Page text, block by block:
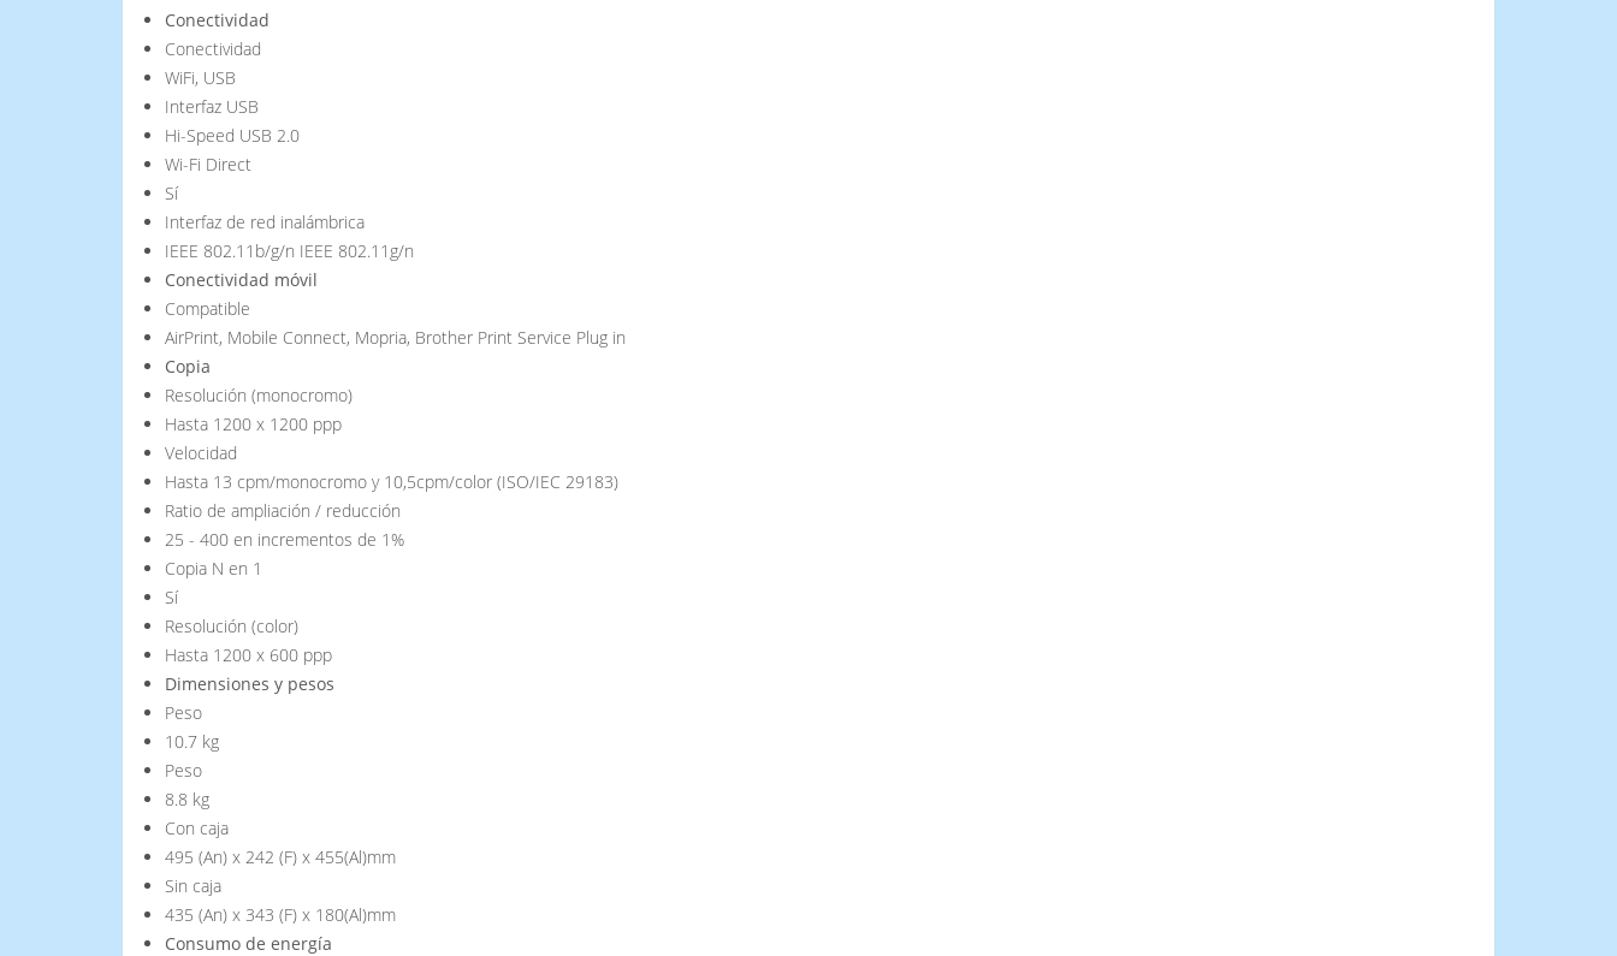
Conectividad
Conectividad
WiFi, USB
Interfaz USB
Hi-Speed USB 2.0
Wi-Fi Direct
Sí
Interfaz de red inalámbrica
IEEE 802.11b/g/n IEEE 802.11g/n
Conectividad móvil
Compatible
AirPrint, Mobile Connect, Mopria, Brother Print Service Plug in
Copia
Resolución (monocromo)
Hasta 1200 x 1200 ppp
Velocidad
Hasta 13 cpm/monocromo y 10,5cpm/color (ISO/IEC 29183)​
Ratio de ampliación / reducción
25 - 400 en incrementos de 1%
Copia N en 1
Sí
Resolución (color)
Hasta 1200 x 600 ppp
Dimensiones y pesos
Peso
10.7 kg
Peso
8.8 kg
Con caja
495 (An) x 242 (F) x 455(Al)mm
Sin caja
435 (An) x 343 (F) x 180(Al)mm
Consumo de energía